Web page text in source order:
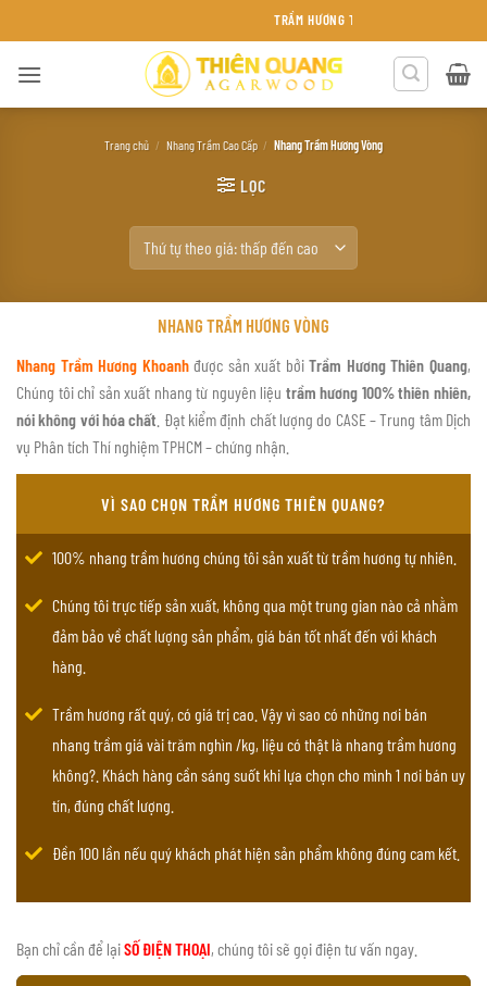
qua
TRẦM HƯƠNG THIÊN QUANG KHÁNH HÒA
Trang chủ / Nhang Trầm Cao Cấp / Nhang Trầm Hương Vòng
LỌC
NHANG TRẦM HƯƠNG VÒNG
Nhang Trầm Hương Khoanhđược sản xuất bởiTrầm Hương Thiên Quang,
Chúng tôi chỉ sản xuất nhang từ nguyên liệu trầm hương 100% thiên nhiên,
nói không với hóa chất . Đạt kiểm định chất lượng do CASE – Trung tâm Dịch
vụ Phân tích Thí nghiệm TPHCM – chứng nhận.
VÌ SAO CHỌN TRẦM HƯƠNG THIÊN QUANG?
100% nhang trầm hương chúng tôi sản xuất từ trầm hương tự nhiên.
Chúng tôi trực tiếp sản xuất, không qua một trung gian nào cả nhằm
đảm bảo về chất lượng sản phẩm, giá bán tốt nhất đến với khách
hàng.
Trầm hương rất quý, có giá trị cao. Vậy vì sao có những nơi bán
nhang trầm giá vài trăm nghìn /kg, liệu có thật là nhang trầm hương
không?. Khách hàng cần sáng suốt khi lựa chọn cho mình 1 nơi bán uy
tín, đúng chất lượng.
Đền 100 lần nếu quý khách phát hiện sản phẩm không đúng cam kết.
Bạn chỉ cần để lạiSỐ ĐIỆN THOẠI, chúng tôi sẽ gọi điện tư vấn ngay.